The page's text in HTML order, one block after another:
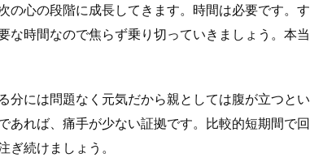
の心の段階に成長してきます。時間は必要です。す
な時間なので焦らず乗り切っていきましょう。本当
分には問題なく元気だから親としては腹が立つとい
あれば、痛手が少ない証拠です。比較的短期間で回
続けましょう。